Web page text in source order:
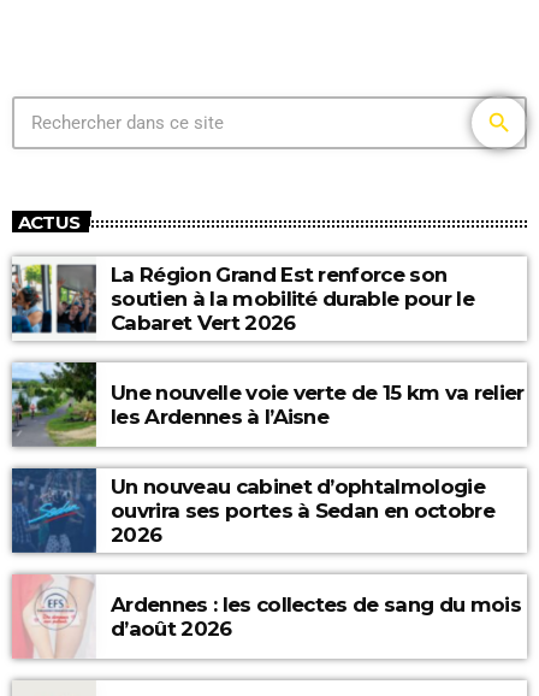
search
ACTUS
La Région Grand Est renforce son
soutien à la mobilité durable pour le
Cabaret Vert 2026
Une nouvelle voie verte de 15 km va relier
les Ardennes à l’Aisne
Un nouveau cabinet d’ophtalmologie
ouvrira ses portes à Sedan en octobre
2026
Ardennes : les collectes de sang du mois
d’août 2026